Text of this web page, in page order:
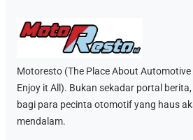
Motoresto (The Place About Automotive
Enjoy it All). Bukan sekadar portal
bagi para pecinta otomotif yang haus
mendalam.